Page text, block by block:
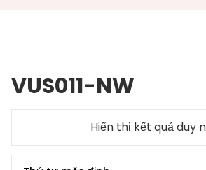
VUS011-NW
Hiển thị kết quả duy